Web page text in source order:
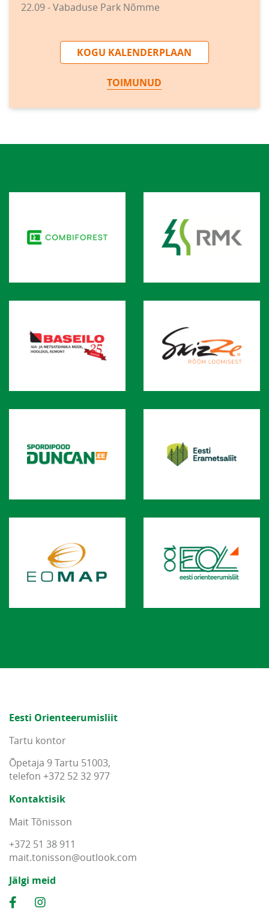
22.09 - Vabaduse Park Nõmme
KOGU KALENDERPLAAN
TOIMUNUD
Eesti Orienteerumisliit
Tartu kontor
Õpetaja 9 Tartu 51003,
telefon +372 52 32 977
Kontaktisik
Mait Tõnisson
+372 51 38 911
mait.tonisson@outlook.com
Jälgi meid